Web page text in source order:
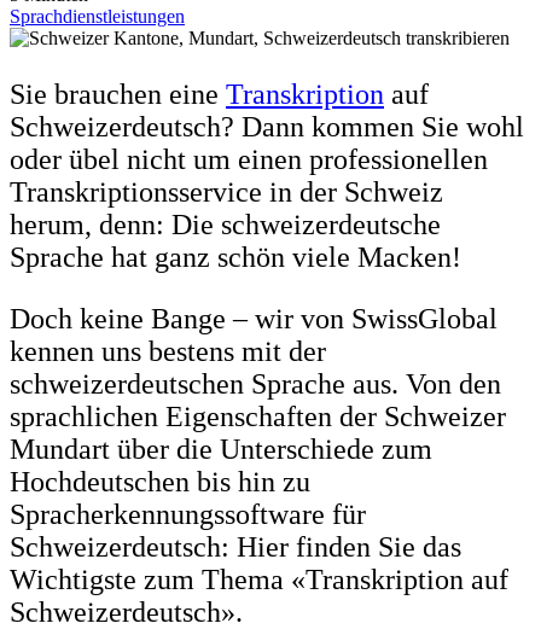
Sprachdienstleistungen
Sie brauchen eine Transkription auf
Schweizerdeutsch? Dann kommen Sie wohl
oder übel nicht um einen professionellen
Transkriptionsservice in der Schweiz
herum, denn: Die schweizerdeutsche
Sprache hat ganz schön viele Macken!
Doch keine Bange – wir von SwissGlobal
kennen uns bestens mit der
schweizerdeutschen Sprache aus. Von den
sprachlichen Eigenschaften der Schweizer
Mundart über die Unterschiede zum
Hochdeutschen bis hin zu
Spracherkennungssoftware für
Schweizerdeutsch: Hier finden Sie das
Wichtigste zum Thema «Transkription auf
Schweizerdeutsch».